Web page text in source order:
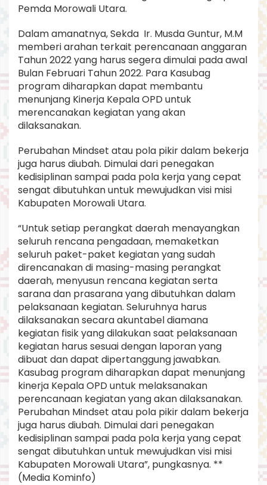
Pemda Morowali Utara.
Dalam amanatnya, Sekda Ir. Musda Guntur, M.M
memberi arahan terkait perencanaan anggaran
Tahun 2022 yang harus segera dimulai pada awal
Bulan Februari Tahun 2022. Para Kasubag
program diharapkan dapat membantu
menunjang Kinerja Kepala OPD untuk
merencanakan kegiatan yang akan
dilaksanakan.
Perubahan Mindset atau pola pikir dalam bekerja
juga harus diubah. Dimulai dari penegakan
kedisiplinan sampai pada pola kerja yang cepat
sengat dibutuhkan untuk mewujudkan visi misi
Kabupaten Morowali Utara.
“Untuk setiap perangkat daerah menayangkan
seluruh rencana pengadaan, memaketkan
seluruh paket-paket kegiatan yang sudah
direncanakan di masing-masing perangkat
daerah, menyusun rencana kegiatan serta
sarana dan prasarana yang dibutuhkan dalam
pelaksanaan kegiatan. Seluruhnya harus
dilaksanakan secara akuntabel diamana
kegiatan fisik yang dilakukan saat pelaksanaan
kegiatan harus sesuai dengan laporan yang
dibuat dan dapat dipertanggung jawabkan.
Kasubag program diharapkan dapat menunjang
kinerja Kepala OPD untuk melaksanakan
perencanaan kegiatan yang akan dilaksanakan.
Perubahan Mindset atau pola pikir dalam bekerja
juga harus diubah. Dimulai dari penegakan
kedisiplinan sampai pada pola kerja yang cepat
sengat dibutuhkan untuk mewujudkan visi misi
Kabupaten Morowali Utara”, pungkasnya. **
(Media Kominfo)